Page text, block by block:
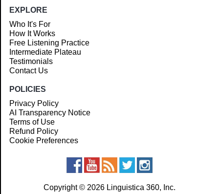
EXPLORE
Who It's For
How It Works
Free Listening Practice
Intermediate Plateau
Testimonials
Contact Us
POLICIES
Privacy Policy
AI Transparency Notice
Terms of Use
Refund Policy
Cookie Preferences
Copyright © 2026 Linguistica 360, Inc.